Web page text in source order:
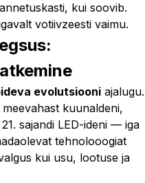
kui soovib.
votiivzeesti vaimu.
evolutsiooni ajalugu.
kuunaldeni,
sajandi LED-ideni — iga
tehnolooogiat
kui usu, lootuse ja